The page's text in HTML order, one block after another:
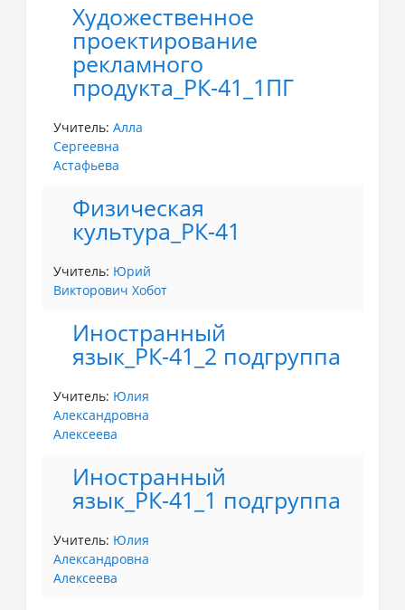
Художественное
проектирование
рекламного
продукта_РК-41_1ПГ
Учитель: Алла
Сергеевна
Астафьева
Физическая
культура_РК-41
Учитель: Юрий
Викторович Хобот
Иностранный
язык_РК-41_2 подгруппа
Учитель: Юлия
Александровна
Алексеева
Иностранный
язык_РК-41_1 подгруппа
Учитель: Юлия
Александровна
Алексеева